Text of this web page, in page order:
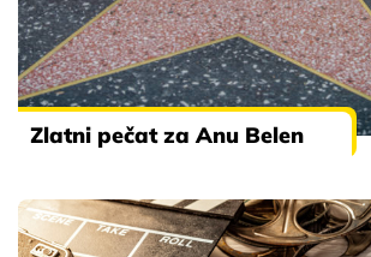
Zlatni pečat za Anu Belen